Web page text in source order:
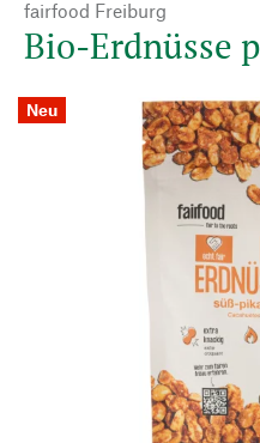
fairfood Freiburg
Bio-Erdnüsse
Neu